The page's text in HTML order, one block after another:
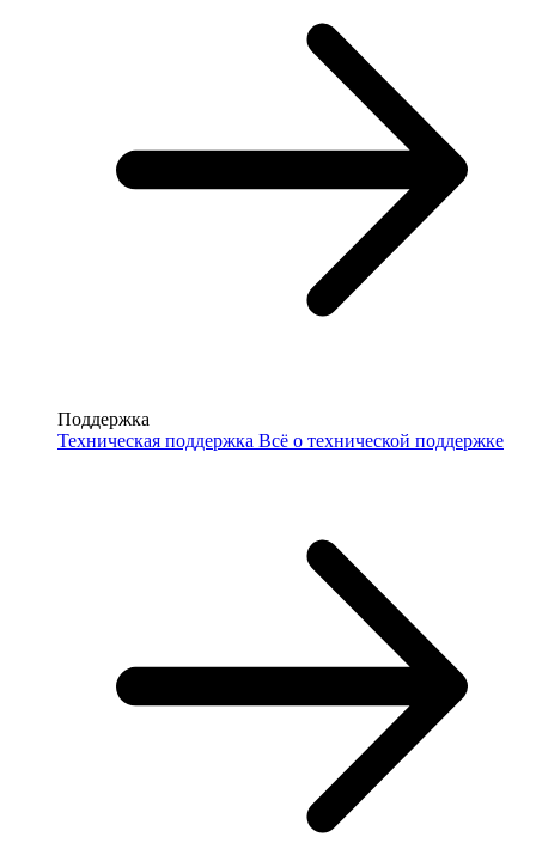
Поддержка
Техническая поддержка Всё о технической поддержке